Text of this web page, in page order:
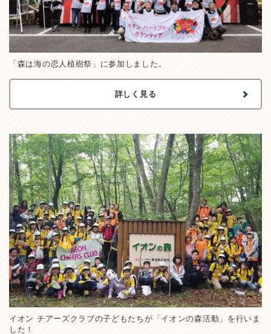
「森は海の恋人植樹祭」に参加しました。
詳しく見る
イオン チアーズクラブの子どもたちが「イオンの森活動」を行いま
した！